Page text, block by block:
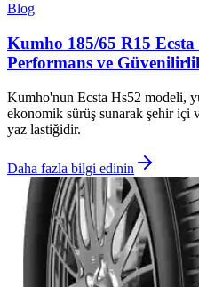
Blog
Kumho 185/65 R15
Performans ve
Kumho'nun Ecsta Hs52 modeli,
ekonomik sürüş sunarak şehir
yaz lastiğidir.
Daha fazla bilgi edinin